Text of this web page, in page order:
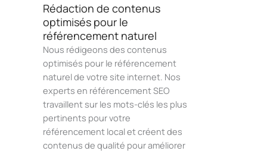
Rédaction de contenus
optimisés pour le
référencement naturel
Nous rédigeons des contenus
optimisés pour le référencement
naturel de votre site internet. Nos
experts en référencement SEO
travaillent sur les mots-clés les plus
pertinents pour votre
référencement local et créent des
contenus de qualité pour améliorer